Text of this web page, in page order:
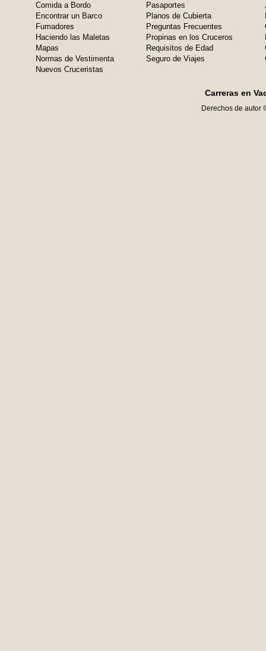
Comida a Bordo
Encontrar un Barco
Fumadores
Haciendo las Maletas
Mapas
Normas de Vestimenta
Nuevos Cruceristas
Pasaportes
Planos de Cubierta
Preguntas Frecuentes
Propinas en los Cruceros
Requisitos de Edad
Seguro de Viajes
Carreras en
Derechos de autor